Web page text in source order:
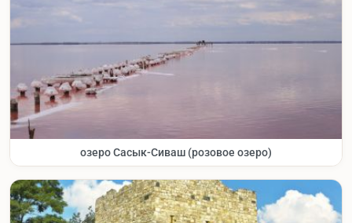
озеро Сасык-Сиваш (розовое озеро)